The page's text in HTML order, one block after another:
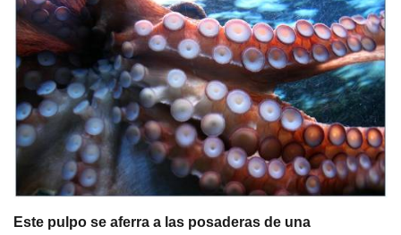
Este pulpo se aferra a las posaderas de una